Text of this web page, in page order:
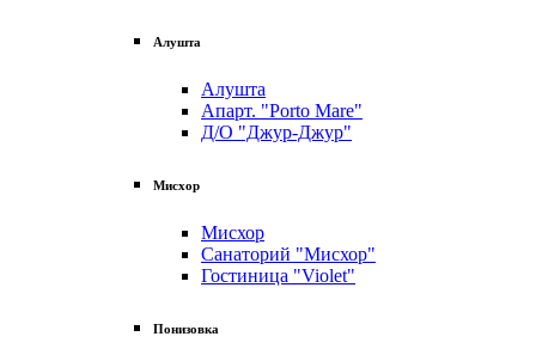
Алушта
Алушта
Апарт. "Porto Mare"
Д/О "Джур-Джур"
Мисхор
Мисхор
Санаторий "Мисхор"
Гостиница "Violet"
Понизовка